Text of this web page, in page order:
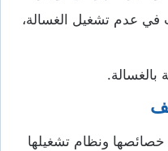
في عدم تشغيل الغسالة،
ونظام تشغيلها